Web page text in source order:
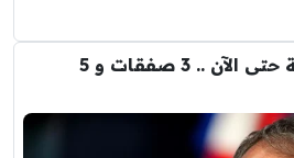
سوق انتقالات برشلونة حتى الآن .. 3 صفقات و 5